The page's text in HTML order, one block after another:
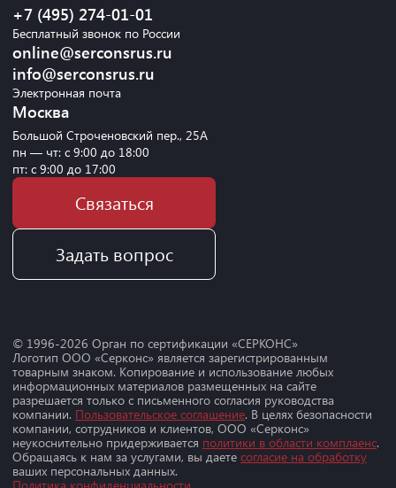
+7 (495) 274-01-01
Бесплатный звонок по России
online@serconsrus.ru
info@serconsrus.ru
Электронная почта
Москва
Большой Строченовский пер., 25А
пн — чт: с 9:00 до 18:00
пт: с 9:00 до 17:00
Связаться
Задать вопрос
© 1996-2026 Орган по сертификации «СЕРКОНС»
Логотип ООО «Серконс» является зарегистрированным
товарным знаком. Копирование и использование любых
информационных материалов размещенных на сайте
разрешается только с письменного согласия руководства
компании. Пользовательское соглашение. В целях безопасности
компании, сотрудников и клиентов, ООО «Серконс»
неукоснительно придерживается политики в области комплаенс.
Обращаясь к нам за услугами, вы даете согласие на обработку
ваших персональных данных.